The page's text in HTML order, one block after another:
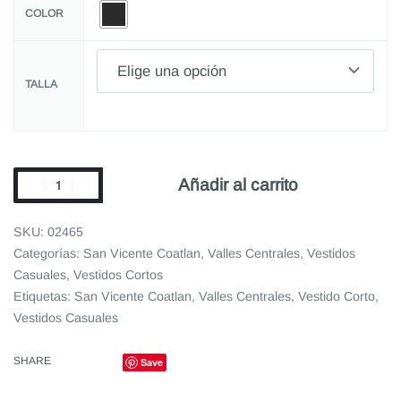
COLOR
TALLA
Añadir al carrito
02465
Categorías: San Vicente Coatlan, Valles Centrales, Vestidos
Casuales, Vestidos Cortos
Etiquetas: San Vicente Coatlan, Valles Centrales, Vestido Corto,
Vestidos Casuales
SHARE Save